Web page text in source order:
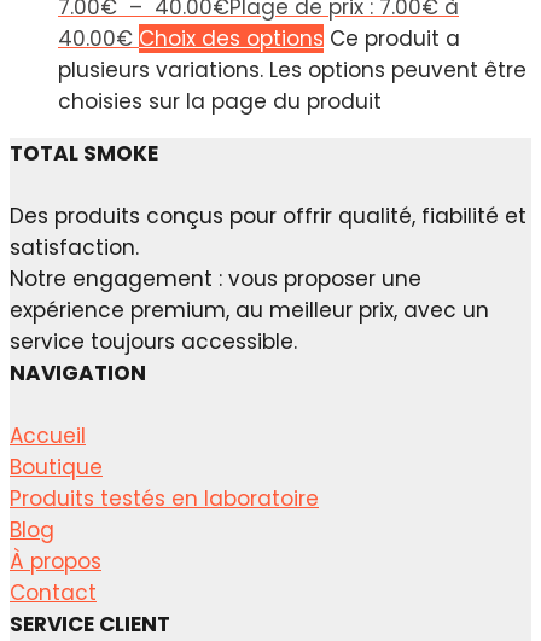
7.00€ – 40.00€Plage de prix : 7.00€ à
40.00€ Choix des options Ce produit a
plusieurs variations. Les options peuvent être
choisies sur la page du produit
TOTAL SMOKE
Des produits conçus pour offrir qualité, fiabilité et
satisfaction.
Notre engagement : vous proposer une
expérience premium, au meilleur prix, avec un
service toujours accessible.
NAVIGATION
Accueil
Boutique
Produits testés en laboratoire
Blog
À propos
Contact
SERVICE CLIENT